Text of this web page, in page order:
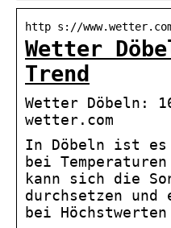
http s://
Wetter
Trend
Wetter Döbeln:
wetter.com
In Döbeln ist es
bei
kann sich die
durchsetzen
bei